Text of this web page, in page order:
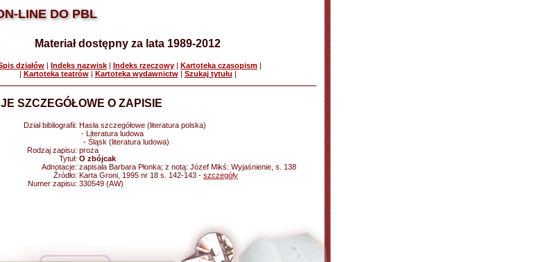
LINE DO PBL
Materiał dostępny za lata 1989-2012
działów | Indeks nazwisk | Indeks rzeczowy | Kartoteka czasopism |
| Kartoteka teatrów| Kartoteka wydawnictw| Szukaj tytułu |
SZCZEGÓŁOWE O ZAPISIE
Dział bibliografii: Hasła szczegółowe (literatura polska)
- Literatura ludowa
- Śląsk (literatura ludowa)
Rodzaj zapisu: proza
Tytuł: O zbójcak
Adnotacje: zapisała Barbara Płonka; z notą: Józef Mikś: Wyjaśnienie, s. 138
Źródło: Karta Groni, 1995 nr 18 s. 142-143 - szczegóły
Numer zapisu: 330549 (AW)